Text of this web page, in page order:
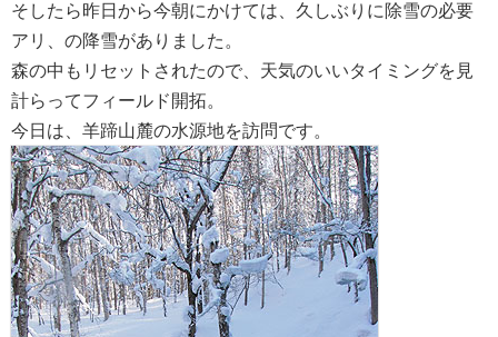
そしたら昨日から今朝にかけては、久しぶりに除雪の必要
アリ、の降雪がありました。
森の中もリセットされたので、天気のいいタイミングを見
計らってフィールド開拓。
今日は、羊蹄山麓の水源地を訪問です。